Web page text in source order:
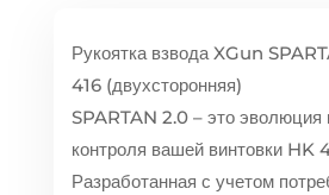
Рукоятка взвода XGun
416 (двухсторонняя)
SPARTAN 2.0 – это эволюция
контроля вашей винтовки HK
Разработанная с учетом